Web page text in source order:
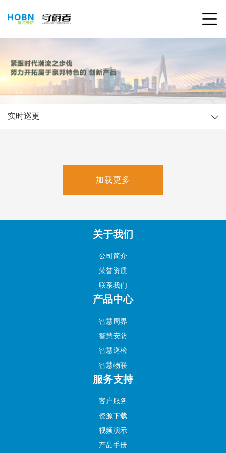
实时巡更
加载更多
关于我们
公司简介
荣誉资质
联系我们
产品中心
智慧周界
智慧安防
智慧巡检
智慧物联
服务支持
客户服务
资源下载
视频演示
产品手册